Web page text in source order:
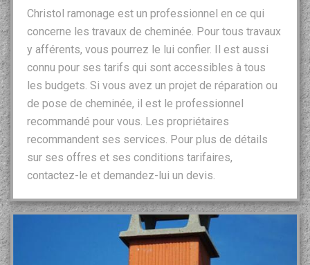
Christol ramonage est un professionnel en ce qui
concerne les travaux de cheminée. Pour tous travaux
y afférents, vous pourrez le lui confier. Il est aussi
connu pour ses tarifs qui sont accessibles à tous
les budgets. Si vous avez un projet de réparation ou
de pose de cheminée, il est le professionnel
recommandé pour vous. Les propriétaires
recommandent ses services. Pour plus de détails
sur ses offres et ses conditions tarifaires,
contactez-le et demandez-lui un devis.